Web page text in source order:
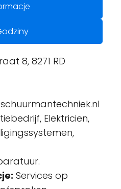
8, 8271 RD
schuurmantechniek.nl
Elektricien,
Services op